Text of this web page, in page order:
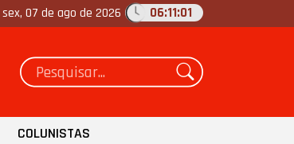
sex, 07 de ago de 2026 06:11:03
COLUNISTAS